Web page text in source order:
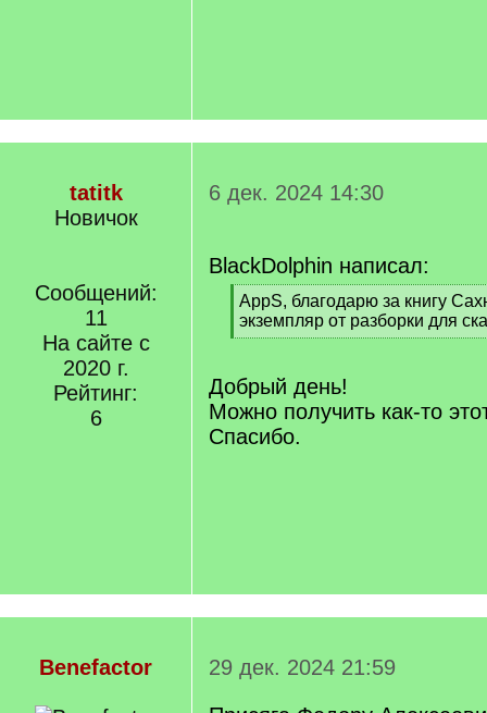
tatitk
Новичок
Сообщений:
11
На сайте с
2020 г.
Рейтинг:
6
6 дек. 2024 14:30
BlackDolphin написал:
[
q
]
AppS, благодарю за книгу
экземпляр от разборки для
[
q
]
Добрый день!
Можно получить как-то
Спасибо.
Benefactor
29 дек. 2024 21:59